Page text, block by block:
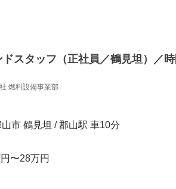
ドスタッフ（正社員／鶴見坦）／
燃料設備事業部
市 鶴見坦 / 郡山駅 車10分
〜28万円